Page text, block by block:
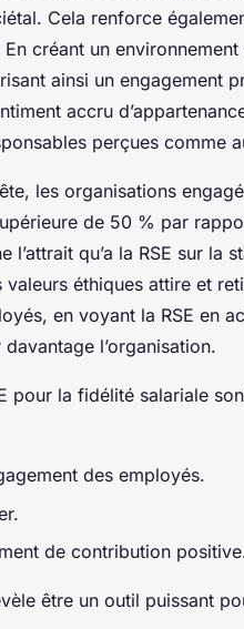
Cela renforce
En créant un
ainsi un engagement
accru
perçues comme
les organisations
de 50 % par
l’attrait qu’a la RSE sur la
éthiques attire et
en voyant la RSE en
l’organisation.
pour la fidélité salariale
des employés.
de contribution
être un outil puissant